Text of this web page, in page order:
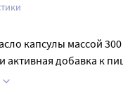
капсулы массой 300
активная добавка к
количество